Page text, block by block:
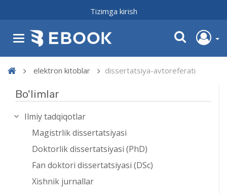
Tizimga kirish
elektron kitoblar dissertatsiya-avtoreferati
Bo'limlar
Ilmiy tadqiqotlar
Magistrlik dissertatsiyasi
Doktorlik dissertatsiyasi (PhD)
Fan doktori dissertatsiyasi (DSc)
Xishnik jurnallar